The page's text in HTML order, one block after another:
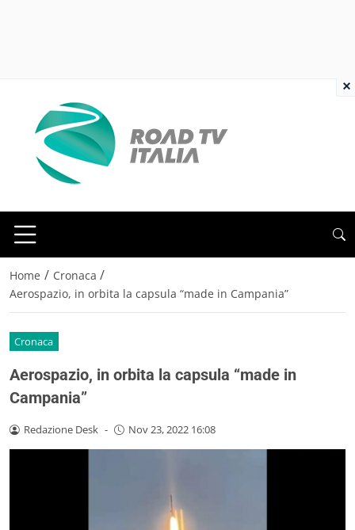
Home / Cronaca /
Aerospazio, in orbita la capsula “made in Campania”
Cronaca
Aerospazio, in orbita la capsula “made in
Campania”
Redazione Desk - Nov 23, 2022 16:08
×